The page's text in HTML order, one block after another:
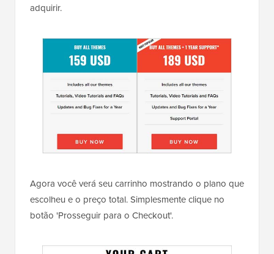
adquirir.
Agora você verá seu carrinho mostrando o plano que
escolheu e o preço total. Simplesmente clique no
botão 'Prosseguir para o Checkout'.